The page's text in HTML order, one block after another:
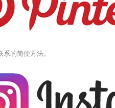
的简便方法。